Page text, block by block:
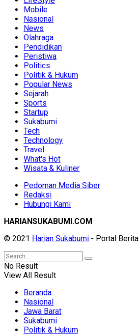
Mobile
Nasional
News
Olahraga
Pendidikan
Peristiwa
Politics
Politik & Hukum
Popular News
Sejarah
Sports
Startup
Sukabumi
Tech
Technology
Travel
What's Hot
Wisata & Kuliner
Pedoman Media Siber
Redaksi
Hubungi Kami
HARIANSUKABUMI.COM
© 2021 Harian Sukabumi - Portal Berita
No Result
View All Result
Beranda
Nasional
Jawa Barat
Sukabumi
Politik & Hukum